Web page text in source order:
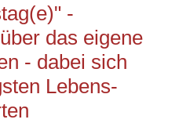
-
das eigene
- dabei sich
Lebens-